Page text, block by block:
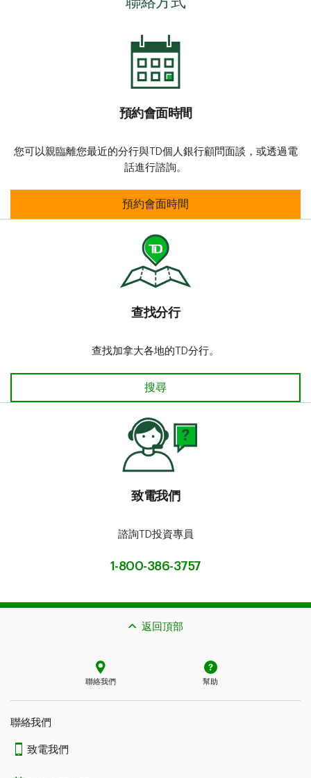
預約會面時間
您可以親臨離您最近的分行與TD個人銀行顧問面談，或透過電
話進行諮詢。
預約會面時間
預約會面時間
查找分行​​​​​​​
查找加拿大各地的TD分行。
搜尋
致電我們
諮詢TD投資專員
1-800-386-3757
返回頂部
聯絡我們 幫助
聯絡我們
致電我們